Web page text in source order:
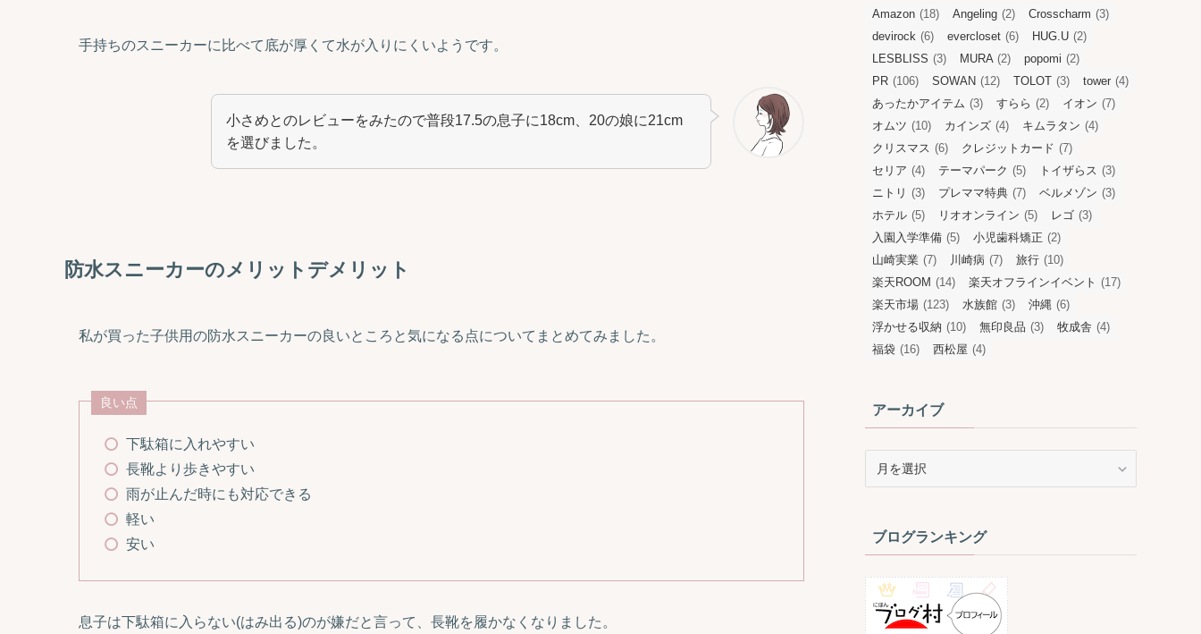
手持ちのスニーカーに比べて底が厚くて水が入りにくいようです。
小さめとのレビューをみたので普段17.5の息子に18cm、20の娘に21cm
を選びました。
防水スニーカーのメリットデメリット
私が買った子供用の防水スニーカーの良いところと気になる点についてまとめてみました。
良い点
下駄箱に入れやすい
長靴より歩きやすい
雨が止んだ時にも対応できる
軽い
安い
息子は下駄箱に入らない(はみ出る)のが嫌だと言って、長靴を履かなくなりました。
Amazon (18) Angeling (2) Crosscharm (3)
devirock (6) evercloset (6) HUG.U (2)
LESBLISS (3) MURA (2) popomi (2)
PR (106) SOWAN (12) TOLOT (3) tower (4)
あったかアイテム (3) すらら (2) イオン (7)
オムツ (10) カインズ (4) キムラタン (4)
クリスマス (6) クレジットカード (7)
セリア (4) テーマパーク (5) トイザらス (3)
ニトリ (3) プレママ特典 (7) ベルメゾン (3)
ホテル (5) リオオンライン (5) レゴ (3)
入園入学準備 (5) 小児歯科矯正 (2)
山崎実業 (7) 川崎病 (7) 旅行 (10)
楽天ROOM (14) 楽天オフラインイベント (17)
楽天市場 (123) 水族館 (3) 沖縄 (6)
浮かせる収納 (10) 無印良品 (3) 牧成舎 (4)
福袋 (16) 西松屋 (4)
アーカイブ
ブブログランキング